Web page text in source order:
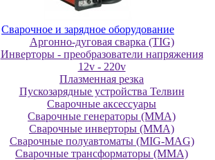
Cвapoчнoe и зарядное оборудование
Аргонно-дуговая сварка (TIG)
Инверторы - преобразователи напряжения
12v - 220v
Плазменная резка
Пускозарядные устройства Телвин
Сварочные аксессуары
Сварочные генераторы (MMA)
Сварочные инверторы (MMA)
Сварочные полуавтоматы (MIG-MAG)
Сварочные трансформаторы (MMA)